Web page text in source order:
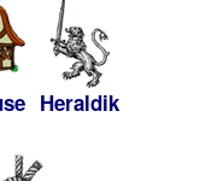
Heraldik